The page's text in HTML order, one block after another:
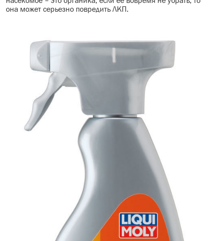
она может серьезно повредить ЛКП.